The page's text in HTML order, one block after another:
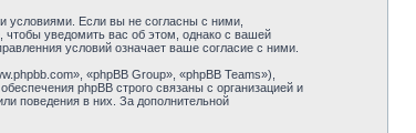
условиями. Если вы не согласны с ними,
уведомить вас об этом, однако с вашей
условий означает ваше согласие с ними.
«phpBB Group», «phpBB Teams»),
phpBB строго связаны с организацией и
поведения в них. За дополнительной